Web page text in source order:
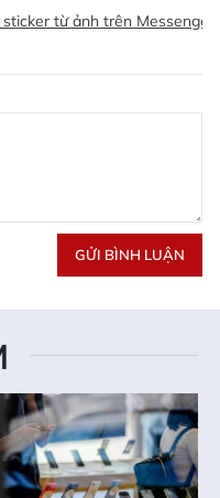
từ ảnh trên Messenger
GỬI BÌNH LUẬN